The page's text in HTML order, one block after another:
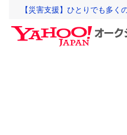
【災害支援】ひとりでも多く